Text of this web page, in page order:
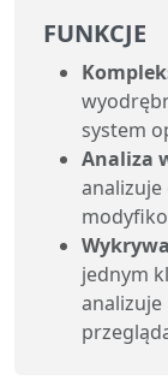
FUNKCJE
system
Analiza
jednym
analizuje